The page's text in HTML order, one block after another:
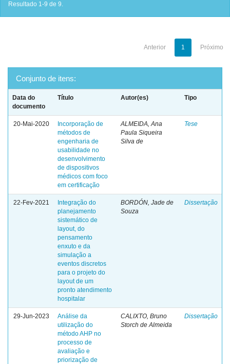
Resultado 1-9 de 9.
Anterior 1 Próximo
Conjunto de itens:
Data do
documento
Título Autor(es) Tipo
20-Mai-2020
Incorporação de
métodos de
engenharia de
usabilidade no
desenvolvimento
de dispositivos
médicos com foco
em certificação
ALMEIDA, Ana
Paula Siqueira
Silva de
Tese
22-Fev-2021
Integração do
planejamento
sistemático de
layout, do
pensamento
enxuto e da
simulação a
eventos discretos
para o projeto do
layout de um
pronto atendimento
hospitalar
BORDÓN, Jade de
Souza
Dissertação
29-Jun-2023
Análise da
utilização do
método AHP no
processo de
avaliação e
priorização de
CALIXTO, Bruno
Storch de Almeida
Dissertação